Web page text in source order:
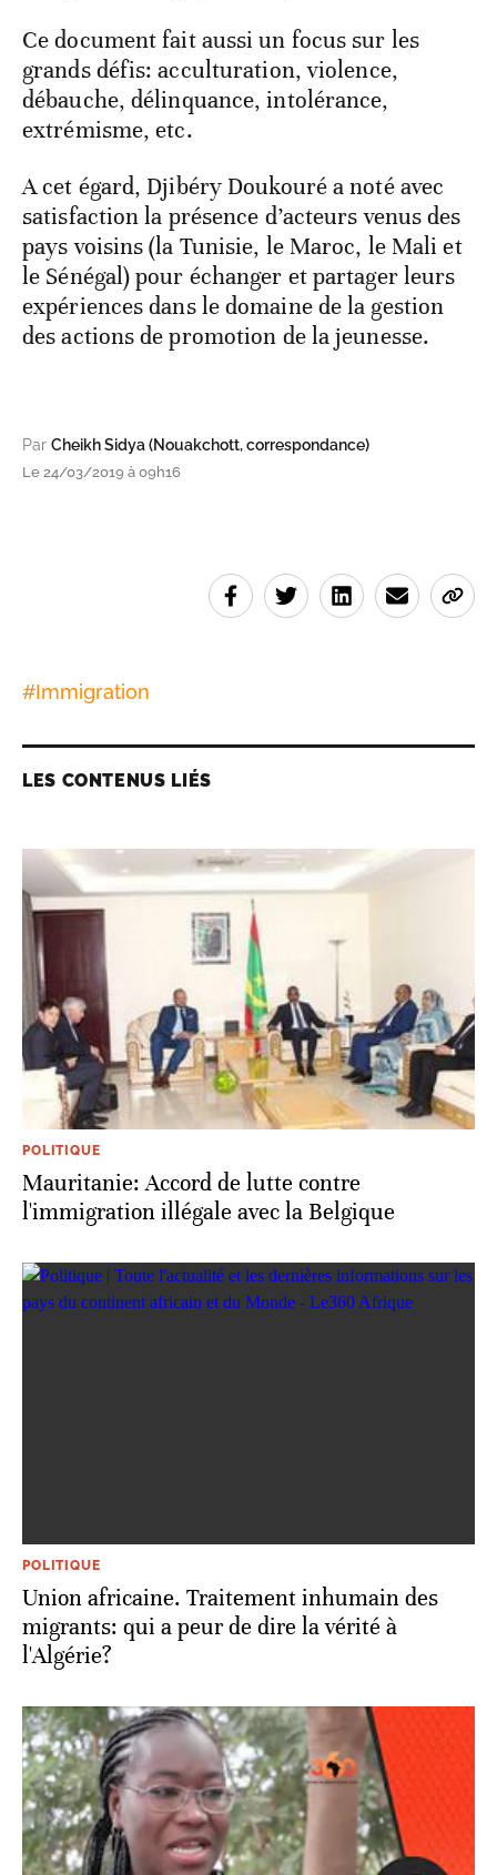
Ce document fait aussi un focus sur les
grands défis: acculturation, violence,
débauche, délinquance, intolérance,
extrémisme, etc.
A cet égard, Djibéry Doukouré a noté avec
satisfaction la présence d’acteurs venus des
pays voisins (la Tunisie, le Maroc, le Mali et
le Sénégal) pour échanger et partager leurs
expériences dans le domaine de la gestion
des actions de promotion de la jeunesse.
Par Cheikh Sidya (Nouakchott, correspondance)
Le 24/03/2019 à 09h16
#Immigration
LES CONTENUS LIÉS
POLITIQUE
Mauritanie: Accord de lutte contre
l'immigration illégale avec la Belgique
POLITIQUE
Union africaine. Traitement inhumain des
migrants: qui a peur de dire la vérité à
l'Algérie?